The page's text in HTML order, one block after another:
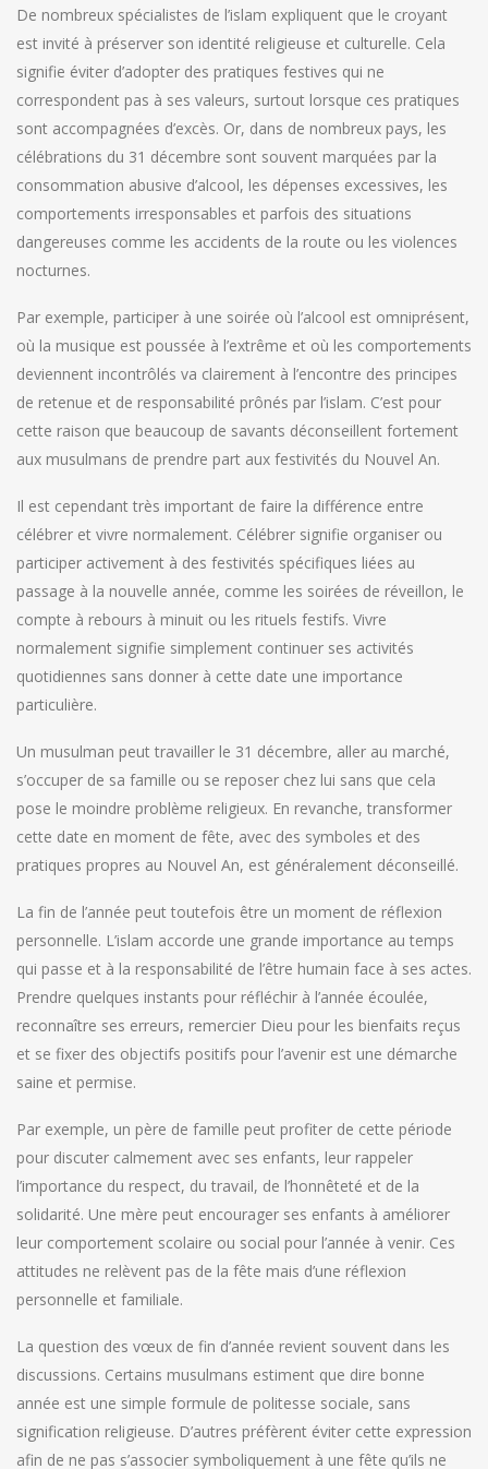
De nombreux spécialistes de l’islam expliquent que le croyant
est invité à préserver son identité religieuse et culturelle. Cela
signifie éviter d’adopter des pratiques festives qui ne
correspondent pas à ses valeurs, surtout lorsque ces pratiques
sont accompagnées d’excès. Or, dans de nombreux pays, les
célébrations du 31 décembre sont souvent marquées par la
consommation abusive d’alcool, les dépenses excessives, les
comportements irresponsables et parfois des situations
dangereuses comme les accidents de la route ou les violences
nocturnes.
Par exemple, participer à une soirée où l’alcool est omniprésent,
où la musique est poussée à l’extrême et où les comportements
deviennent incontrôlés va clairement à l’encontre des principes
de retenue et de responsabilité prônés par l’islam. C’est pour
cette raison que beaucoup de savants déconseillent fortement
aux musulmans de prendre part aux festivités du Nouvel An.
Il est cependant très important de faire la différence entre
célébrer et vivre normalement. Célébrer signifie organiser ou
participer activement à des festivités spécifiques liées au
passage à la nouvelle année, comme les soirées de réveillon, le
compte à rebours à minuit ou les rituels festifs. Vivre
normalement signifie simplement continuer ses activités
quotidiennes sans donner à cette date une importance
particulière.
Un musulman peut travailler le 31 décembre, aller au marché,
s’occuper de sa famille ou se reposer chez lui sans que cela
pose le moindre problème religieux. En revanche, transformer
cette date en moment de fête, avec des symboles et des
pratiques propres au Nouvel An, est généralement déconseillé.
La fin de l’année peut toutefois être un moment de réflexion
personnelle. L’islam accorde une grande importance au temps
qui passe et à la responsabilité de l’être humain face à ses actes.
Prendre quelques instants pour réfléchir à l’année écoulée,
reconnaître ses erreurs, remercier Dieu pour les bienfaits reçus
et se fixer des objectifs positifs pour l’avenir est une démarche
saine et permise.
Par exemple, un père de famille peut profiter de cette période
pour discuter calmement avec ses enfants, leur rappeler
l’importance du respect, du travail, de l’honnêteté et de la
solidarité. Une mère peut encourager ses enfants à améliorer
leur comportement scolaire ou social pour l’année à venir. Ces
attitudes ne relèvent pas de la fête mais d’une réflexion
personnelle et familiale.
La question des vœux de fin d’année revient souvent dans les
discussions. Certains musulmans estiment que dire bonne
année est une simple formule de politesse sociale, sans
signification religieuse. D’autres préfèrent éviter cette expression
afin de ne pas s’associer symboliquement à une fête qu’ils ne